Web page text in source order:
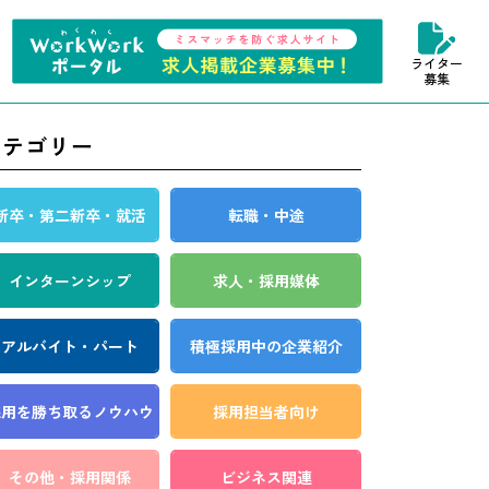
ライター
募集
ゴリー
卒・第二新卒・就活 転職・中途
インターンシップ 求人・採用媒体
アルバイト・パート 積極採用中の企業紹介
を勝ち取る ノウハウ 採用担当者向け
その他・採用関係 ビジネス関連